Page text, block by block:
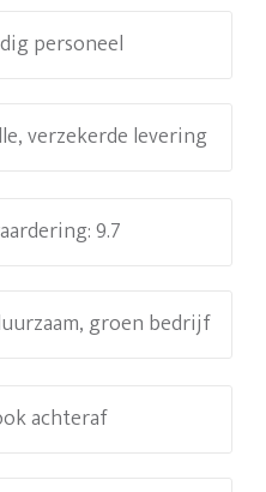
personeel
verzekerde levering
9.7
groen bedrijf
achteraf